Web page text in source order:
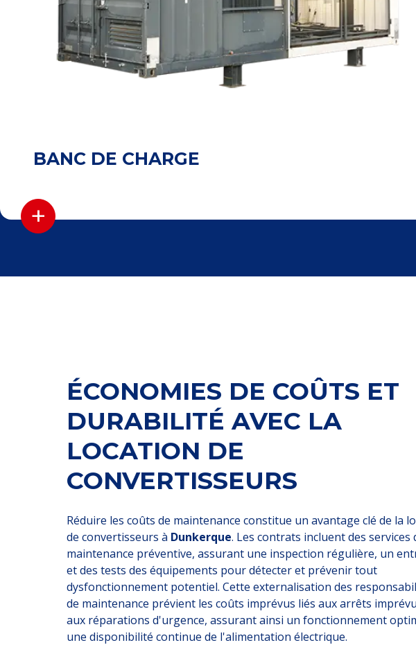
BANC DE CHARGE
+
ÉCONOMIES DE COÛTS ET
DURABILITÉ AVEC LA
LOCATION DE
CONVERTISSEURS
Réduire les coûts de maintenance constitue un avantage clé de la
de convertisseurs à Dunkerque. Les contrats incluent des services
maintenance préventive, assurant une inspection régulière, un
et des tests des équipements pour détecter et prévenir tout
dysfonctionnement potentiel. Cette externalisation des
de maintenance prévient les coûts imprévus liés aux arrêts
aux réparations d'urgence, assurant ainsi un fonctionnement
une disponibilité continue de l'alimentation électrique.